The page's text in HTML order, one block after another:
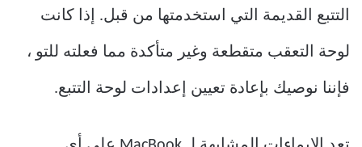
التتبع القديمة التي استخدمتها من قبل. إذا كانت
لوحة التعقب متقطعة وغير متأكدة مما فعلته للتو ،
فإننا نوصيك بإعادة تعيين إعدادات لوحة التتبع.